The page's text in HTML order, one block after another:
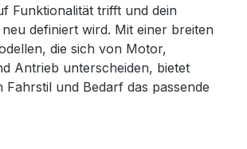
Funktionalität trifft und dein
definiert wird. Mit einer breiten
die sich von Motor,
Antrieb unterscheiden, bietet
Fahrstil und Bedarf das passende